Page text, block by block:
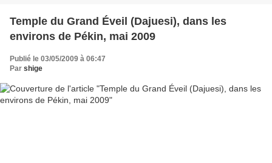
Temple du Grand Éveil (Dajuesi), dans les
environs de Pékin, mai 2009
Publié le 03/05/2009 à 06:47
Par shige